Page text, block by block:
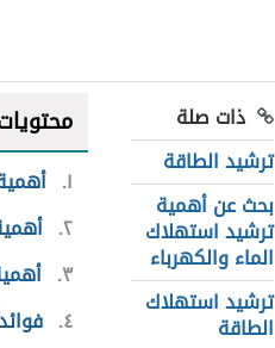
ذات صلة
ترشيد الطاقة
بحث عن أهمية
ترشيد استهلاك
الماء والكهرباء
ترشيد استهلاك
الطاقة
١
٢
٣
٤